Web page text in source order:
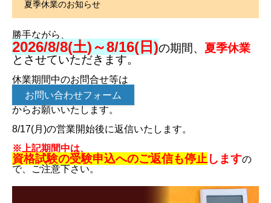
夏季休業のお知らせ
勝手ながら、
2026/8/8(土)～8/16(日)の期間、 夏季休業
とさせていただきます。
休業期間中のお問合せ等は
お問い合わせフォーム
からお願いいたします。
8/17(月)の営業開始後に返信いたします。
※上記期間中は、
資格試験の受験申込へのご返信も停止 しますの
で、ご注意下さい。